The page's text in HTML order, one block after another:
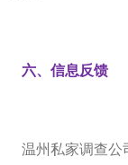
六、信息反馈
温州私家调查公